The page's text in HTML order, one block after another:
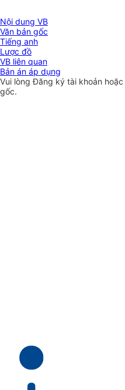
Nội dung VB
Văn bản gốc
Tiếng anh
Lược đồ
VB liên quan
Bản án áp dụng
Vui lòngĐăng ký tài khoản hoặc
gốc.